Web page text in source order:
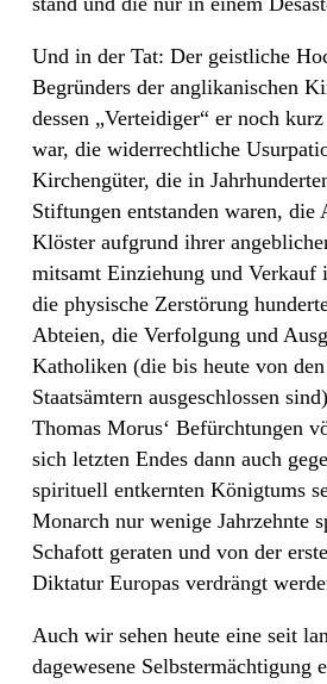
Und in der Tat: Der geistliche
Begründers der anglikanischen
dessen „Verteidiger“ er noch
war, die widerrechtliche
Kirchengüter, die in
Stiftungen entstanden waren, die
Klöster aufgrund ihrer
mitsamt Einziehung und Verkauf
die physische Zerstörung
Abteien, die Verfolgung und
Katholiken (die bis heute von
Staatsämtern ausgeschlossen
Thomas Morus‘ Befürchtungen
sich letzten Endes dann auch
spirituell entkernten Königtums
Monarch nur wenige Jahrzehnte
Schafott geraten und von der
Diktatur Europas verdrängt
Auch wir sehen heute eine seit
dagewesene Selbstermächtigung